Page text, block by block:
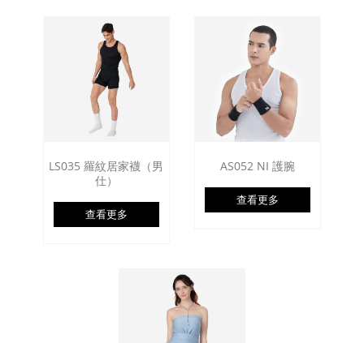
LS035 羅紋居家襪（男
仕）
查看更多
AS052 NI 護腕
查看更多